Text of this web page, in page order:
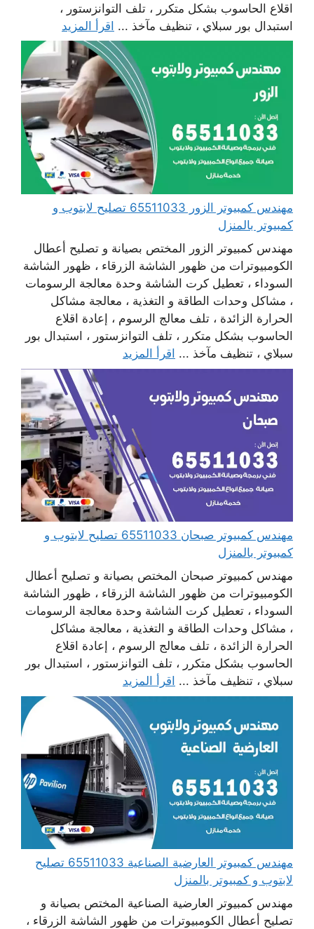
اقلاع الحاسوب بشكل متكرر ، تلف التوانزستور ،
استبدال بور سبلاي ، تنظيف مآخذ ... اقرأ المزيد
مهندس كمبيوتر الزور 65511033 تصليح لابتوب و
كمبيوتر بالمنزل
مهندس كمبيوتر الزور المختص بصيانة و تصليح أعطال
الكومبيوترات من ظهور الشاشة الزرقاء ، ظهور الشاشة
السوداء ، تعطيل كرت الشاشة وحدة معالجة الرسومات
، مشاكل وحدات الطاقة و التغذية ، معالجة مشاكل
الحرارة الزائدة ، تلف معالج الرسوم ، إعادة اقلاع
الحاسوب بشكل متكرر ، تلف التوانزستور ، استبدال بور
سبلاي ، تنظيف مآخذ ... اقرأ المزيد
مهندس كمبيوتر صبحان 65511033 تصليح لابتوب و
كمبيوتر بالمنزل
مهندس كمبيوتر صبحان المختص بصيانة و تصليح أعطال
الكومبيوترات من ظهور الشاشة الزرقاء ، ظهور الشاشة
السوداء ، تعطيل كرت الشاشة وحدة معالجة الرسومات
، مشاكل وحدات الطاقة و التغذية ، معالجة مشاكل
الحرارة الزائدة ، تلف معالج الرسوم ، إعادة اقلاع
الحاسوب بشكل متكرر ، تلف التوانزستور ، استبدال بور
سبلاي ، تنظيف مآخذ ... اقرأ المزيد
مهندس كمبيوتر العارضية الصناعية 65511033 تصليح
لابتوب و كمبيوتر بالمنزل
مهندس كمبيوتر العارضية الصناعية المختص بصيانة و
تصليح أعطال الكومبيوترات من ظهور الشاشة الزرقاء ،